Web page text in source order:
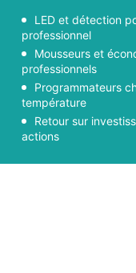
LED et détection
professionnel
Mousseurs et
professionnels
Programmateurs
température
Retour sur
actions